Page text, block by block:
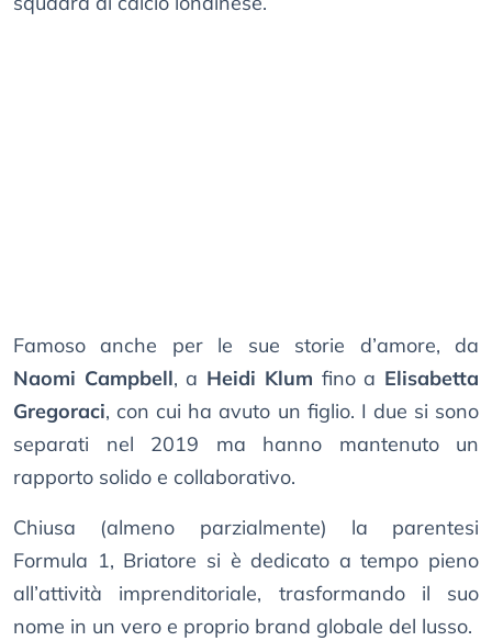
Famoso anche per le sue storie d’amore, da
Naomi Campbell, a Heidi Klum fino a Elisabetta
Gregoraci, con cui ha avuto un figlio. I due si sono
separati nel 2019 ma hanno mantenuto un
rapporto solido e collaborativo.
Chiusa (almeno parzialmente) la parentesi
Formula 1, Briatore si è dedicato a tempo pieno
all’attività imprenditoriale, trasformando il suo
nome in un vero e proprio brand globale del lusso.